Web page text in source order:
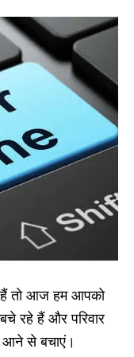
हैं तो आज हम आपको
रहे हैं और परिवार
आने से बचाएं।